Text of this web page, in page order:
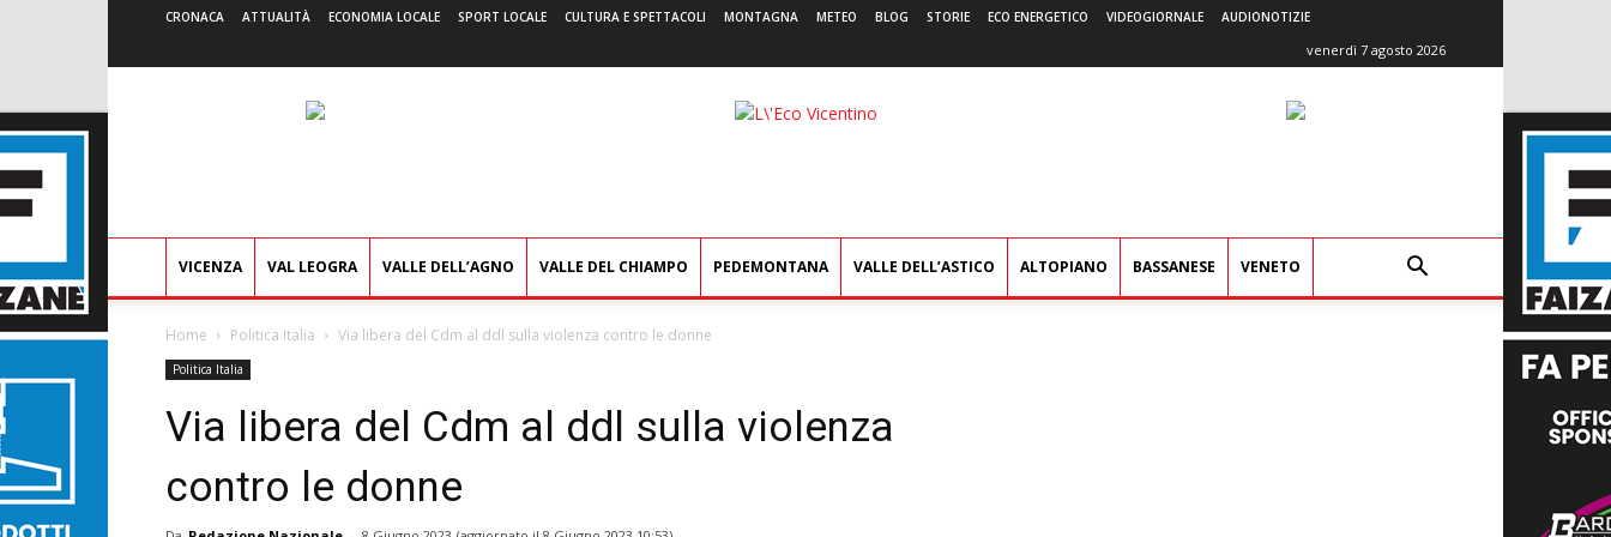
CRONACA ATTUALITÀ ECONOMIA LOCALE SPORT LOCALE CULTURA E SPETTACOLI MONTAGNA METEO BLOG STORIE ECO ENERGETICO VIDEOGIORNALE AUDIONOTIZIE
venerdì 7 agosto 2026
L'Eco
VICENZA VAL LEOGRA VALLE DELL’AGNO VALLE DEL CHIAMPO PEDEMONTANA VALLE DELL’ASTICO ALTOPIANO BASSANESE VENETO
Home Politica Italia Via libera del Cdm al ddl sulla violenza contro le donne
Politica Italia
Via libera del Cdm al ddl sulla violenza
contro le donne